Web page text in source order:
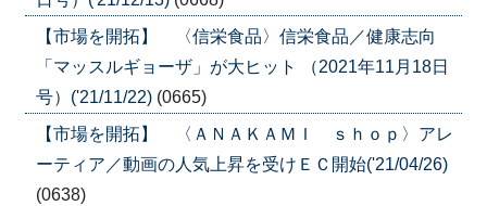
【市場を開拓】 〈信栄食品〉信栄食品／健康志向
「マッスルギョーザ」が大ヒット （2021年11月18日
号）('21/11/22) (0665)
【市場を開拓】 〈ＡＮＡＫＡＭＩ ｓｈｏｐ〉アレ
ーティア／動画の人気上昇を受けＥＣ開始('21/04/26)
(0638)